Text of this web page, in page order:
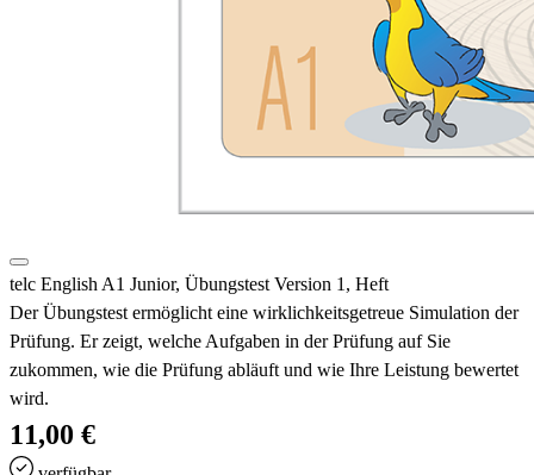
telc English A1 Junior, Übungstest Version 1, Heft
Der Übungstest ermöglicht eine wirklichkeitsgetreue Simulation der
Prüfung. Er zeigt, welche Aufgaben in der Prüfung auf Sie
zukommen, wie die Prüfung abläuft und wie Ihre Leistung bewertet
wird.
11,00 €